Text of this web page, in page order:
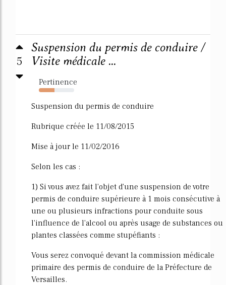
5
Suspension du permis de conduire /
Visite médicale ...
Pertinence
44%
Suspension du permis de conduire
Rubrique créée le 11/08/2015
Mise à jour le 11/02/2016
Selon les cas :
1) Si vous avez fait l'objet d'une suspension de votre
permis de conduire supérieure à 1 mois consécutive à
une ou plusieurs infractions pour conduite sous
l'influence de l'alcool ou après usage de substances ou
plantes classées comme stupéfiants :
Vous serez convoqué devant la commission médicale
primaire des permis de conduire de la Préfecture de
Versailles.